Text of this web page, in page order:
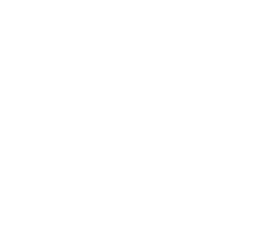
ideális pácienseidet, hogy
ott egy kívánt
hogy mekkora
az egészségügyben fontos,
komoly kihívást jelenthet egy